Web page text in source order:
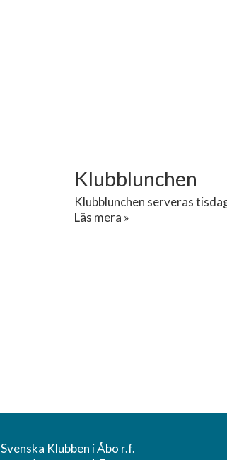
Klubblunchen
Klubblunchen serveras
Läs mera »
Svenska Klubben i Åbo r.f.